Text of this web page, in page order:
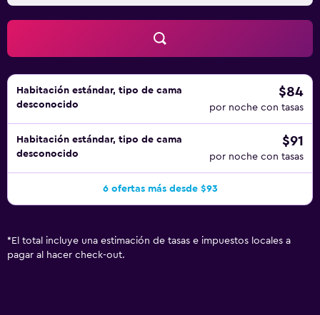
Habitación estándar, tipo de cama
desconocido
$84
por noche con tasas
Habitación estándar, tipo de cama
desconocido
$91
por noche con tasas
6 ofertas más desde $93
* El total incluye una estimación de tasas e impuestos locales a
pagar al hacer check-out.